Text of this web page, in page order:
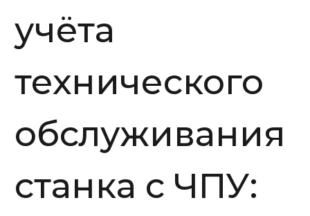
учёта
технического
обслуживания
станка с ЧПУ: